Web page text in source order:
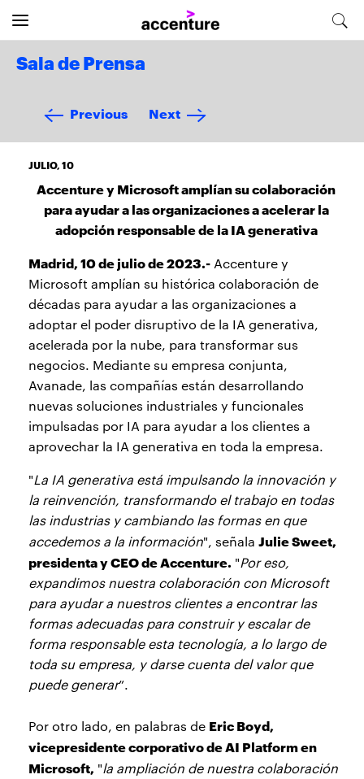
Sala de Prensa
Previous Next
JULIO, 10
Accenture y Microsoft amplían su colaboración
para ayudar a las organizaciones a acelerar la
adopción responsable de la IA generativa
Madrid, 10 de julio de 2023.- Accenture y
Microsoft amplían su histórica colaboración de
décadas para ayudar a las organizaciones a
adoptar el poder disruptivo de la IA generativa,
acelerada por la nube, para transformar sus
negocios. Mediante su empresa conjunta,
Avanade, las compañías están desarrollando
nuevas soluciones industriales y funcionales
impulsadas por IA para ayudar a los clientes a
aprovechar la IA generativa en toda la empresa.
"La IA generativa está impulsando la innovación y
la reinvención, transformando el trabajo en todas
las industrias y cambiando las formas en que
accedemos a la información", señala Julie Sweet,
presidenta y CEO de Accenture. "Por eso,
expandimos nuestra colaboración con Microsoft
para ayudar a nuestros clientes a encontrar las
formas adecuadas para construir y escalar de
forma responsable esta tecnología, a lo largo de
toda su empresa, y darse cuenta del valor que
puede generar”.
Por otro lado, en palabras de Eric Boyd,
vicepresidente corporativo de AI Platform en
Microsoft, "la ampliación de nuestra colaboración